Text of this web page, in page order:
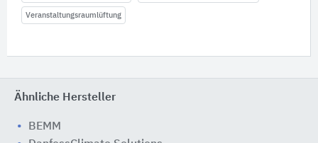
Veranstaltungsraumlüftung
Ähnliche Hersteller
BEMM